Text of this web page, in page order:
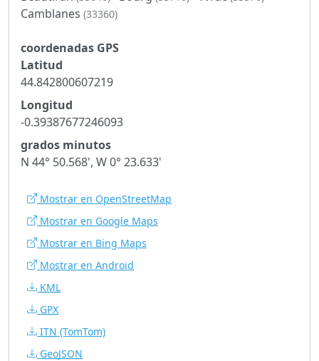
Camblanes (33360)
coordenadas GPS
Latitud
44.842800607219
Longitud
-0.39387677246093
grados minutos
N 44° 50.568', W 0° 23.633'
Mostrar en OpenStreetMap
Mostrar en Google Maps
Mostrar en Bing Maps
Mostrar en Android
KML
GPX
ITN (TomTom)
GeoJSON